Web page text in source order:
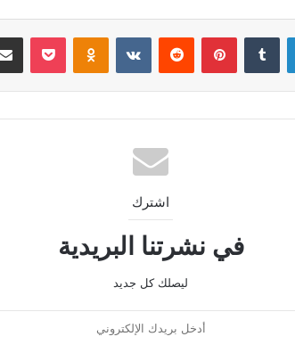
لينكدإن بينتيريست
اشترك
في نشرتنا البريدية
ليصلك كل جديد